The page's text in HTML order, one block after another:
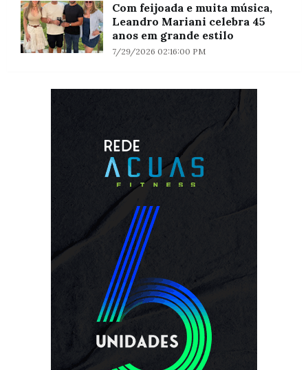
Com feijoada e muita música,
Leandro Mariani celebra 45
anos em grande estilo
7/29/2026 02:16:00 PM